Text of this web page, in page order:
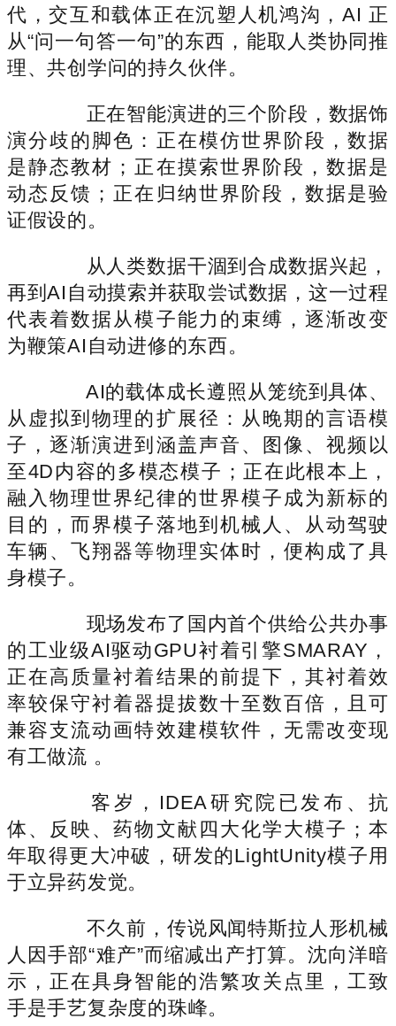
代，交互和载体正在沉塑人机鸿沟，AI 正
从“问一句答一句”的东西，能取人类协同推
理、共创学问的持久伙伴。
正在智能演进的三个阶段，数据饰
演分歧的脚色：正在模仿世界阶段，数据
是静态教材；正在摸索世界阶段，数据是
动态反馈；正在归纳世界阶段，数据是验
证假设的。
从人类数据干涸到合成数据兴起，
再到AI自动摸索并获取尝试数据，这一过程
代表着数据从模子能力的束缚，逐渐改变
为鞭策AI自动进修的东西。
AI的载体成长遵照从笼统到具体、
从虚拟到物理的扩展径：从晚期的言语模
子，逐渐演进到涵盖声音、图像、视频以
至4D内容的多模态模子；正在此根本上，
融入物理世界纪律的世界模子成为新标的
目的，而界模子落地到机械人、从动驾驶
车辆、飞翔器等物理实体时，便构成了具
身模子。
现场发布了国内首个供给公共办事
的工业级AI驱动GPU衬着引擎SMARAY，
正在高质量衬着结果的前提下，其衬着效
率较保守衬着器提拔数十至数百倍，且可
兼容支流动画特效建模软件，无需改变现
有工做流 。
客岁，IDEA研究院已发布、抗
体、反映、药物文献四大化学大模子；本
年取得更大冲破，研发的LightUnity模子用
于立异药发觉。
不久前，传说风闻特斯拉人形机械
人因手部“难产”而缩减出产打算。沈向洋暗
示，正在具身智能的浩繁攻关点里，工致
手是手艺复杂度的珠峰。